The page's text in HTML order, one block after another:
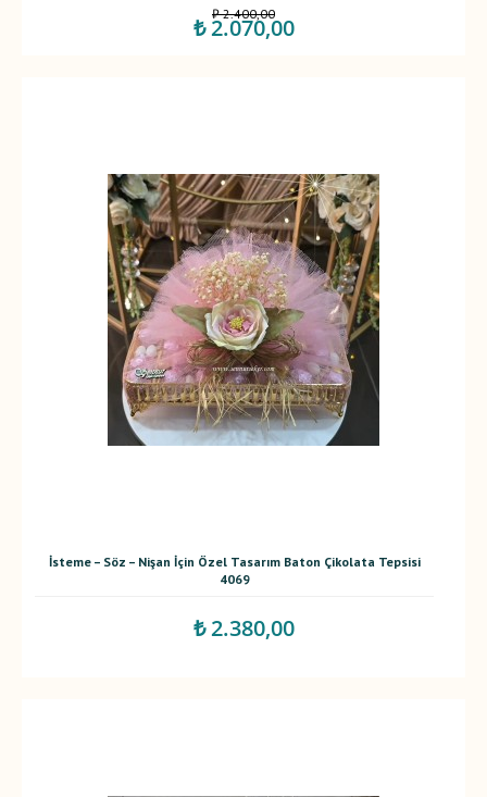
₺ 2.400,00
₺ 2.070,00
İsteme – Söz – Nişan İçin Özel Tasarım Baton Çikolata Tepsisi
4069
₺ 2.380,00